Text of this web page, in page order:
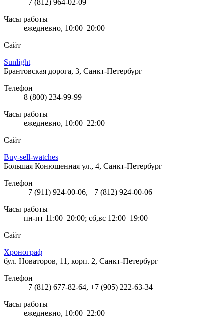
Часы работы
ежедневно, 10:00–20:00
Сайт
Sunlight
Брантовская дорога, 3, Санкт-Петербург
Телефон
8 (800) 234-99-99
Часы работы
ежедневно, 10:00–22:00
Сайт
Buy-sell-watches
Большая Конюшенная ул., 4, Санкт-Петербург
Телефон
+7 (911) 924-00-06, +7 (812) 924-00-06
Часы работы
пн-пт 11:00–20:00; сб,вс 12:00–19:00
Сайт
Хронограф
бул. Новаторов, 11, корп. 2, Санкт-Петербург
Телефон
+7 (812) 677-82-64, +7 (905) 222-63-34
Часы работы
ежедневно, 10:00–22:00